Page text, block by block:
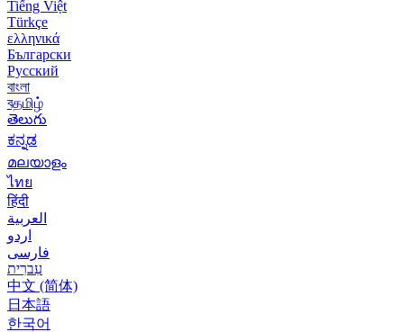
Tiếng Việt
Türkçe
ελληνικά
Български
Русский
বাংলা
বதமிழ்
తెలుగు
ಕನ್ನಡ
മലയാളം
ไทย
हिंदी
العربية
اردو
فارسی
עִברִית
中文 (简体)
日本語
한국어